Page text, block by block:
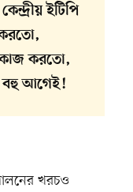
ইটিপি
করতো,
কাজ করতো,
বহু আগেই!
খরচও